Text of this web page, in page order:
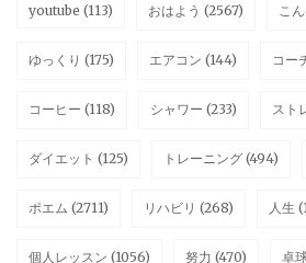
youtube (113) おはよう (2567) こ
ゆっくり (175) エアコン (144) コー
コーヒー (118) シャワー (233) スト
ダイエット (125) トレーニング (494)
ポエム (2711) リハビリ (268) 人生
個人レッスン (1056) 努力 (470) 卓